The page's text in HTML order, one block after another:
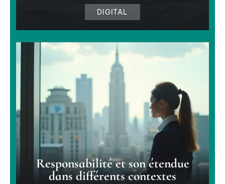
DIGITAL
Responsabilité et son étendue
dans différents contextes